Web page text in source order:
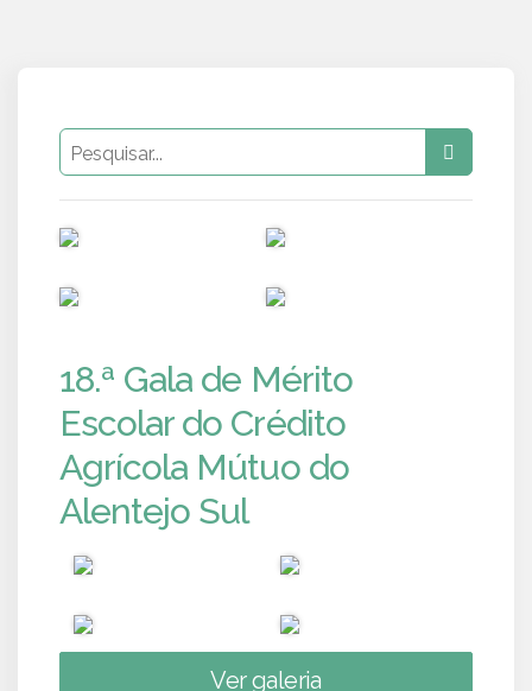
18.ª Gala de Mérito
Escolar do Crédito
Agrícola Mútuo do
Alentejo Sul
Ver galeria